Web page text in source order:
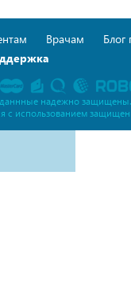
Врачам
Блог
надежно
c использованием